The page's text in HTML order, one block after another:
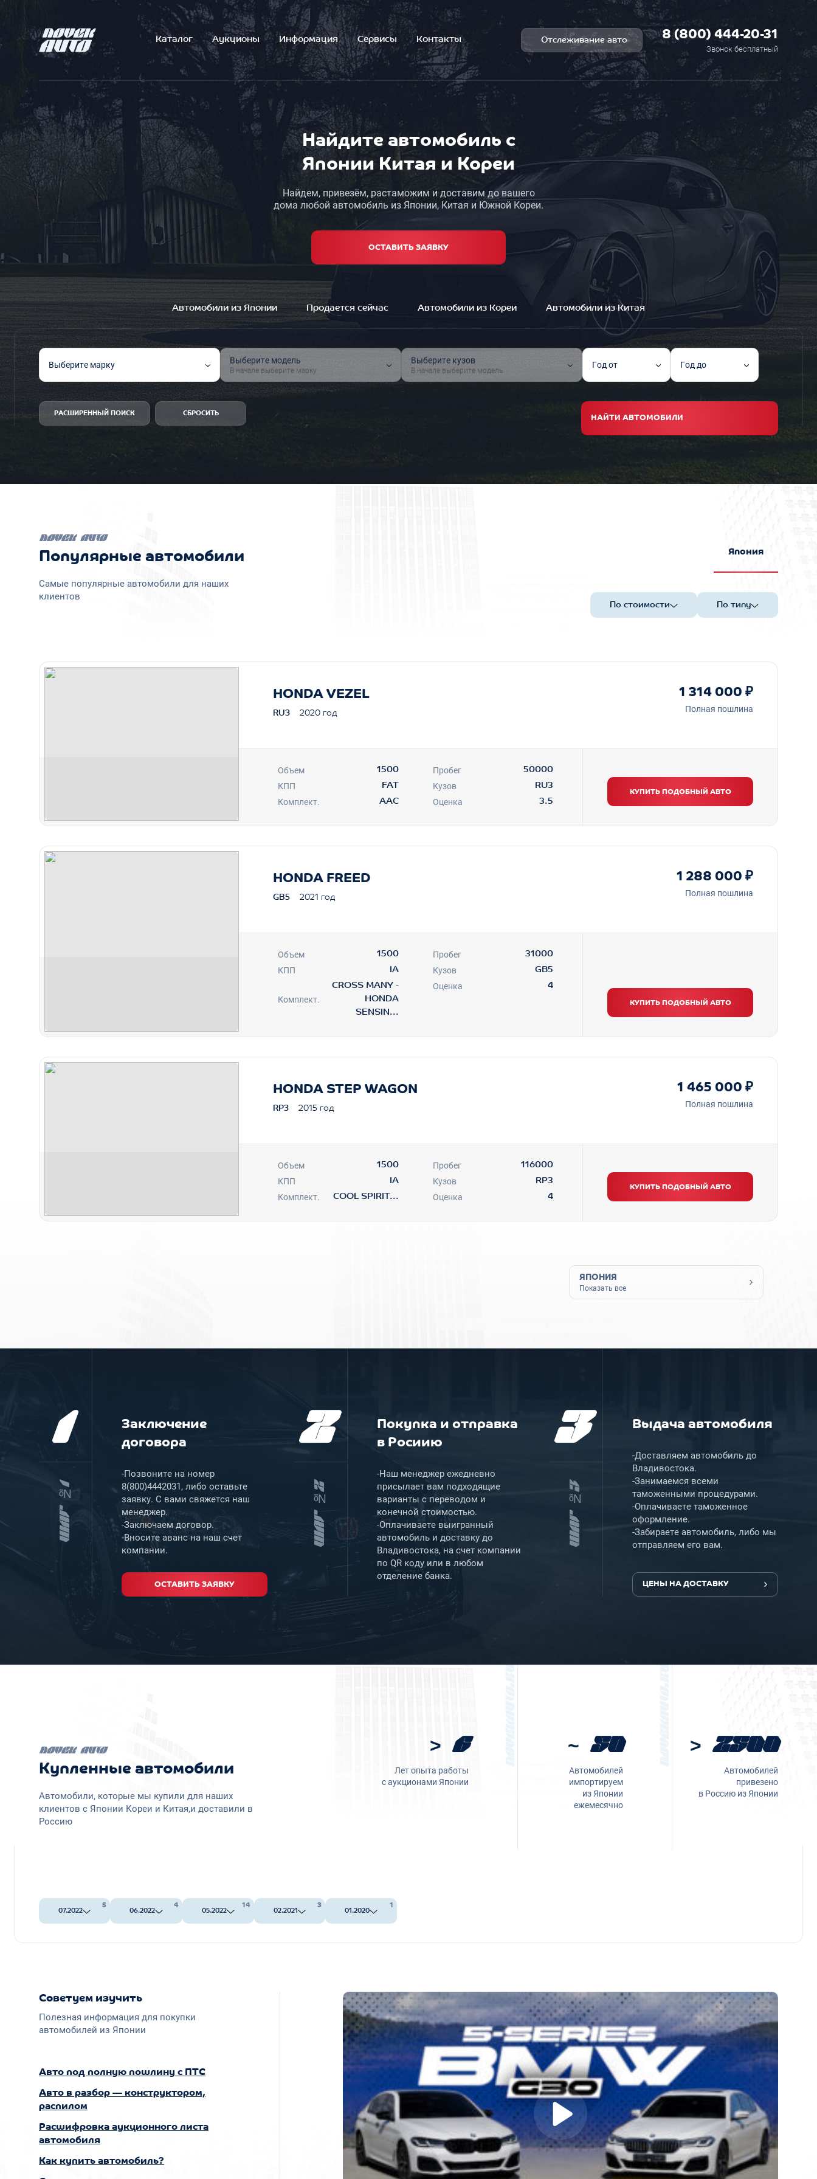
Каталог Аукционы Информация Сервисы Контакты Отслеживание авто 8 (800) 444-20-31
Звонок бесплатный
Найдите автомобиль с
Японии Китая и Кореи
Найдем, привезём, растаможим и доставим до вашего
дома любой автомобиль из Японии, Китая и Южной Кореи.
ОСТАВИТЬ ЗАЯВКУ
Автомобили из Японии Продается сейчас Автомобили из Кореи Автомобили из Китая
Выберите марку Выберите модель
В начале выберите марку
Выберите кузов
В начале выберите модель Год от Год до
РАСШИРЕННЫЙ ПОИСК СБРОСИТЬ
НАЙТИ АВТОМОБИЛИ
Популярные автомобили
Самые популярные автомобили для наших
клиентов
Япония
По стоимости По типу
HONDA VEZEL
RU3 2020 год Полная пошлина
1 314 000 ₽
Объем 1500
КПП FAT
Комплект. AAC
Пробег 50000
Кузов RU3
Оценка 3.5
КУПИТЬ ПОДОБНЫЙ АВТО
HONDA FREED
GB5 2021 год Полная пошлина
1 288 000 ₽
Объем 1500
КПП IA
Комплект.
CROSS MANY -
HONDA
SENSIN...
Пробег 31000
Кузов GB5
Оценка 4
КУПИТЬ ПОДОБНЫЙ АВТО
HONDA STEP WAGON
RP3 2015 год Полная пошлина
1 465 000 ₽
Объем 1500
КПП IA
Комплект. COOL SPIRIT...
Пробег 116000
Кузов RP3
Оценка 4
КУПИТЬ ПОДОБНЫЙ АВТО
ЯПОНИЯ
Показать все
1
ШАГ №1
Заключение
договора
-Позвоните на номер
8(800)4442031, либо оставьте
заявку. С вами свяжется наш
менеджер.
-Заключаем договор.
-Вносите аванс на наш счет
компании.
ОСТАВИТЬ ЗАЯВКУ
2
ШАГ №2
Покупка и отправка
в Росиию
-Наш менеджер ежедневно
присылает вам подходящие
варианты с переводом и
конечной стоимостью.
-Оплачиваете выигранный
автомобиль и доставку до
Владивостока, на счет компании
по QR коду или в любом
отделение банка.
3
ШАГ №3
Выдача автомобиля
-Доставляем автомобиль до
Владивостока.
-Занимаемся всеми
таможенными процедурами.
-Оплачиваете таможенное
оформление.
-Забираете автомобиль, либо мы
отправляем его вам.
ЦЕНЫ НА ДОСТАВКУ
Купленные автомобили
Автомобили, которые мы купили для наших
клиентов с Японии Кореи и Китая,и доставили в
Россию
> 6
Лет опыта работы
с аукционами Японии
~ 50
Автомобилей
импортируем
из Японии
ежемесячно
> 2500
Автомобилей
привезено
в Россию из Японии
07.2022
5
06.2022
4
05.2022
14
02.2021
3
01.2020
1
Советуем изучить
Полезная информация для покупки
автомобилей из Японии
Авто под полную пошлину с ПТС
Авто в разбор — конструктором,
распилом
Расшифровка аукционного листа
автомобиля
Как купить автомобиль?